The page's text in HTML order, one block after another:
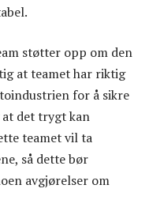
støtter opp om den
at teamet har riktig
for å sikre
det trygt kan
teamet vil ta
så dette bør
avgjørelser om